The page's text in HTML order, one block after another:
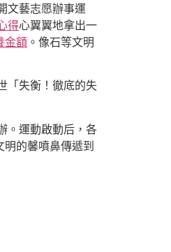
文藝志愿辦事運
得心翼翼地拿出一
金額 。像石等文明
「失衡！徹底的失
。運動啟動后，各
明的馨噴鼻傳遞到